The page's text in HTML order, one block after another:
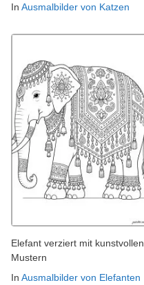
In Ausmalbilder von Katzen
Elefant verziert mit kunstvollen
Mustern
In Ausmalbilder von Elefanten